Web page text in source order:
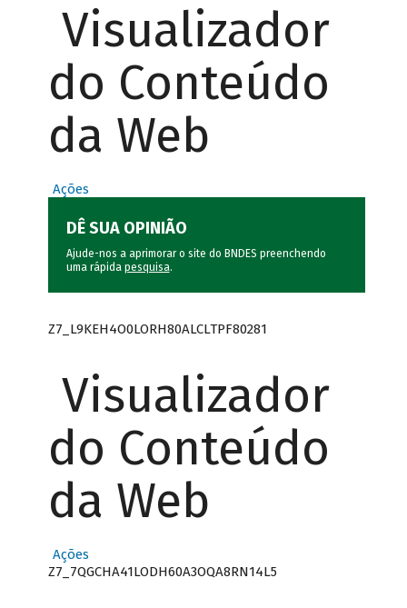
Visualizador
do Conteúdo
da Web
Ações
DÊ SUA OPINIÃO
Ajude-nos a aprimorar o site do BNDES preenchendo
uma rápida pesquisa.
Z7_L9KEH4O0LORH80ALCLTPF80281
Visualizador
do Conteúdo
da Web
Ações
Z7_7QGCHA41LODH60A3OQA8RN14L5